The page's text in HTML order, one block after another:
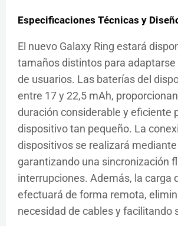
Especificaciones Técnicas y
El nuevo Galaxy Ring estará
tamaños distintos para adaptarse
de usuarios. Las baterías del
entre 17 y 22,5 mAh,
duración considerable y eficiente
dispositivo tan pequeño. La
dispositivos se realizará
garantizando una sincronización
interrupciones. Además, la carga
efectuará de forma remota,
necesidad de cables y facilitando